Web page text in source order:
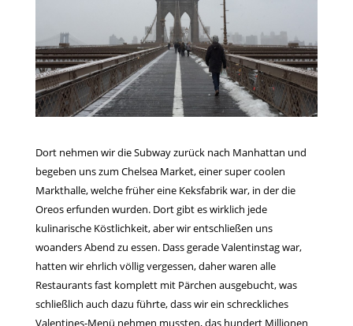
Dort nehmen wir die Subway zurück nach Manhattan und
begeben uns zum Chelsea Market, einer super coolen
Markthalle, welche früher eine Keksfabrik war, in der die
Oreos erfunden wurden. Dort gibt es wirklich jede
kulinarische Köstlichkeit, aber wir entschließen uns
woanders Abend zu essen. Dass gerade Valentinstag war,
hatten wir ehrlich völlig vergessen, daher waren alle
Restaurants fast komplett mit Pärchen ausgebucht, was
schließlich auch dazu führte, dass wir ein schreckliches
Valentines-Menü nehmen mussten, das hundert Millionen